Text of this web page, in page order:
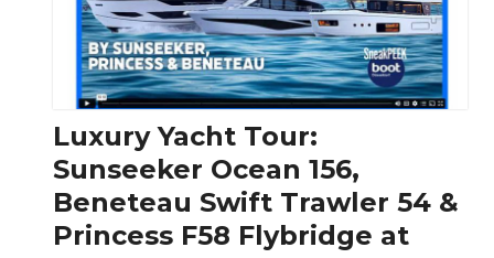
30
Feet
|
Chris-
Craft,
Invictus
&
Quarken
at
Luxury Yacht Tour:
Sunseeker Ocean 156,
Beneteau Swift Trawler 54 &
Princess F58 Flybridge at